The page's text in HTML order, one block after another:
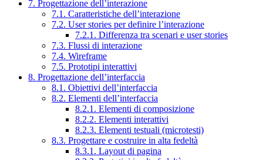
7. Progettazione dell’interazione
7.1. Caratteristiche dell’interazione
7.2. User stories per definire l’interazione
7.2.1. Differenza tra scenari e user stories
7.3. Flussi di interazione
7.4. Wireframe
7.5. Prototipi interattivi
8. Progettazione dell’interfaccia
8.1. Obiettivi dell’interfaccia
8.2. Elementi dell’interfaccia
8.2.1. Elementi di composizione
8.2.2. Elementi interattivi
8.2.3. Elementi testuali (microtesti)
8.3. Progettare e costruire in alta fedeltà
8.3.1. Layout di pagina